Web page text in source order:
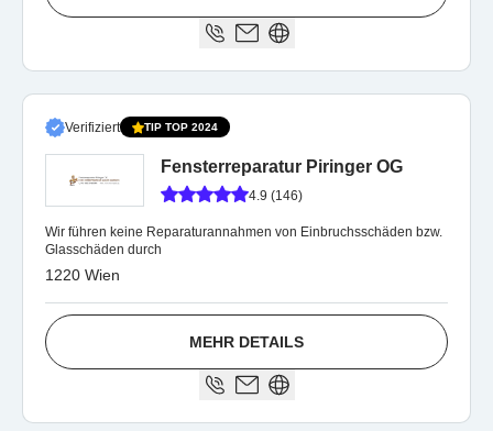
Verifiziert TIP TOP 2024
Fensterreparatur Piringer OG
4.9 (146)
Wir führen keine Reparaturannahmen von Einbruchsschäden bzw.
Glasschäden durch
1220 Wien
MEHR DETAILS